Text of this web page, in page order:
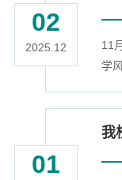
院
出
11
学
级
代
02
2025.12
01